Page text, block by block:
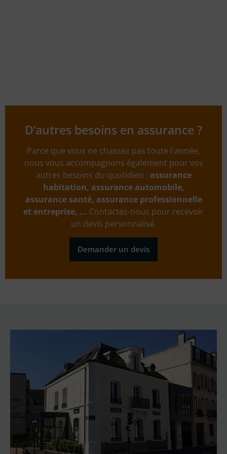
D’autres besoins en assurance ?
Parce que vous ne chassez pas toute l'année,
nous vous accompagnons également pour vos
autres besoins du quotidien : assurance
habitation, assurance automobile,
assurance santé, assurance professionnelle
et entreprise, ... Contactez-nous pour recevoir
un devis personnalisé.
Demander un devis